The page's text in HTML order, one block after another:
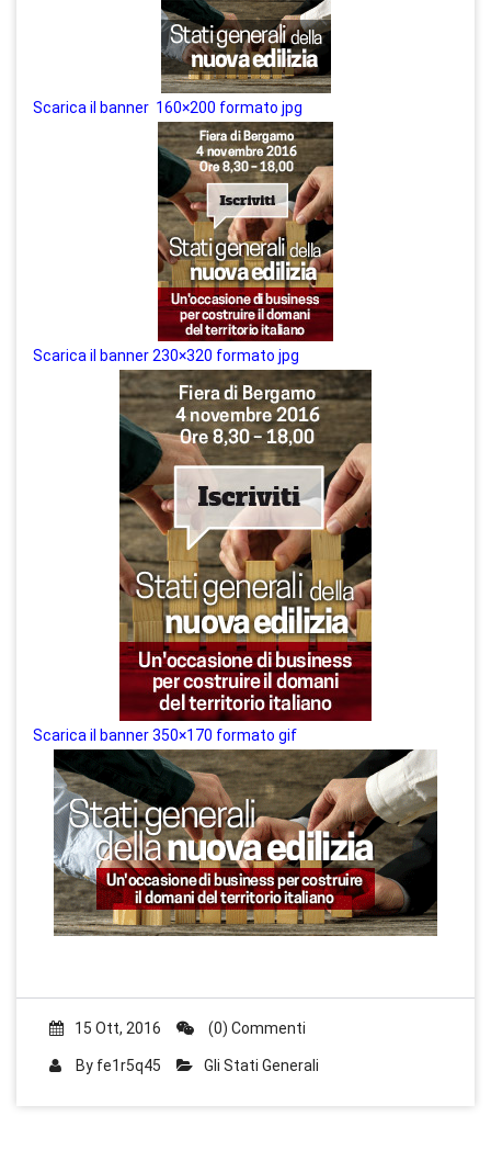
Scarica il banner 160×200 formato jpg
Scarica il banner 230×320 formato jpg
Scarica il banner 350×170 formato gif
15 Ott, 2016 (0) Commenti
By fe1r5q45 Gli Stati Generali